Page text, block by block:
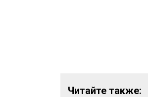
Читайте также: